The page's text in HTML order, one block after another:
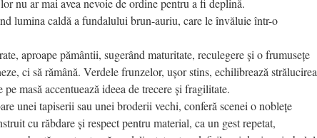
nu ar mai avea nevoie de ordine pentru a fi deplină.
lumina caldă a fundalului brun-auriu, care le învăluie într-o
aproape pământii, sugerând maturitate, reculegere și o frumusețe
ci să rămână. Verdele frunzelor, ușor stins, echilibrează strălucirea
masă accentuează ideea de trecere și fragilitate.
unei tapiserii sau unei broderii vechi, conferă scenei o noblețe
cu răbdare și respect pentru material, ca un gest repetat,